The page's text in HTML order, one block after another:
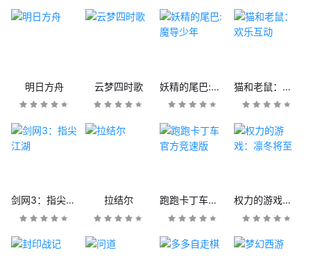
明日方舟 云梦四时歌 妖精的尾巴:魔导少年 猫和老鼠：欢乐互动
剑网3：指尖江湖 拉结尔 跑跑卡丁车官方竞速版 权力的游戏：凛冬将至